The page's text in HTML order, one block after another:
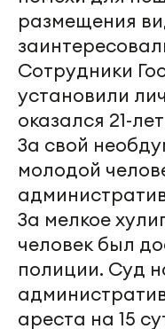
размещения
Сотрудники
установили
оказался 21-
За свой
молодой
За мелкое
человек был
полиции. Суд
ареста на 15